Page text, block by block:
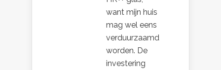
want mijn huis
mag wel eens
verduurzaamd
worden. De
investering